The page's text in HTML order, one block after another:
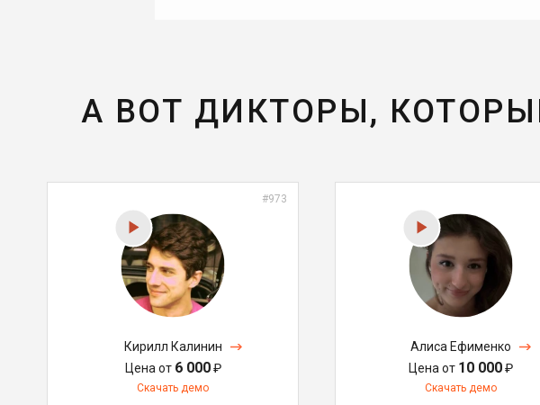
А ВОТ ДИКТОРЫ,
#973
Кирилл Калинин
Цена от 6 000₽
Скачать демо
Алиса Ефименко
Цена от 10 000₽
Скачать демо